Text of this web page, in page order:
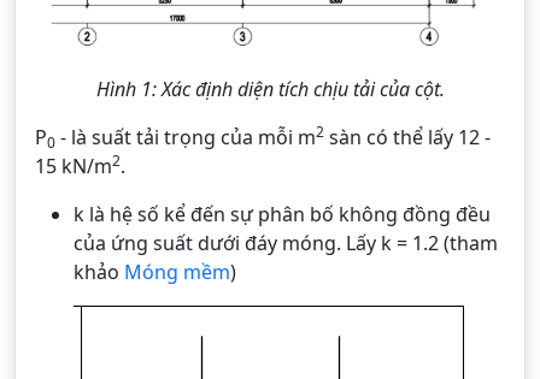
Hình 1: Xác định diện tích chịu tải của cột.
P0 - là suất tải trọng của mỗi m2 sàn có thể lấy 12 -
15 kN/m2.
k là hệ số kể đến sự phân bố không đồng đều
của ứng suất dưới đáy móng. Lấy k = 1.2 (tham
khảo Móng mềm)